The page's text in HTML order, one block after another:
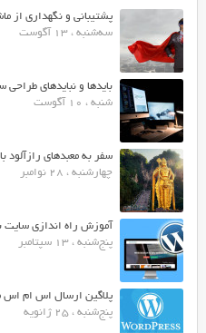
پشتیبانی و نگهداری از
سه‌شنبه ، 13 آگوست
بایدها و نبایدهای طراحی
شنبه ، 10 آگوست
سفر به معبدهای رازآلود
چهارشنبه ، 28 نوامبر
آموزش راه اندازی
پنج‌شنبه ، 13 سپتامبر
پلاگین ارسال اس ام اس
پنج‌شنبه ، 25 ژانویه